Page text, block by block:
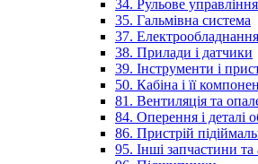
34. Рульове управління
35. Гальмівна система
37. Електрообладнання
38. Прилади і датчики
39. Інструменти і
50. Кабіна і її
81. Вентиляція та
84. Оперення і деталі
86. Пристрій
95. Інші запчастини та